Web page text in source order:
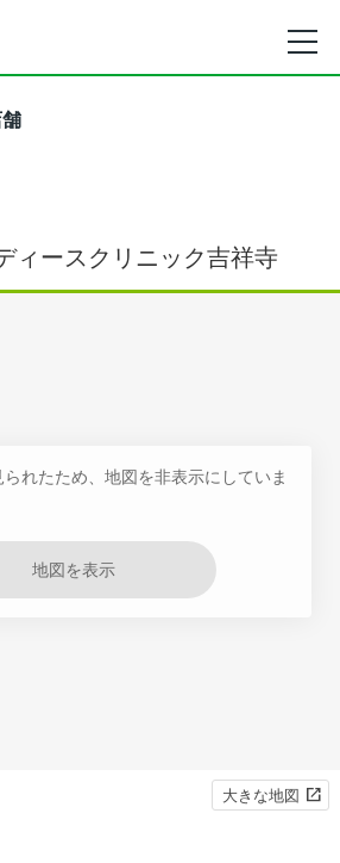
ィースクリニック吉祥寺
れたため、地図を非表示にしていま
地図を表示
大きな地図